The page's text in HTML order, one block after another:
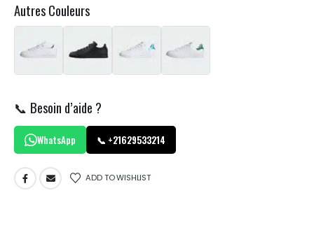
Autres Couleurs
📞 Besoin d’aide ?
WhatsApp 📞 +21629533214
ADD TO WISHLIST